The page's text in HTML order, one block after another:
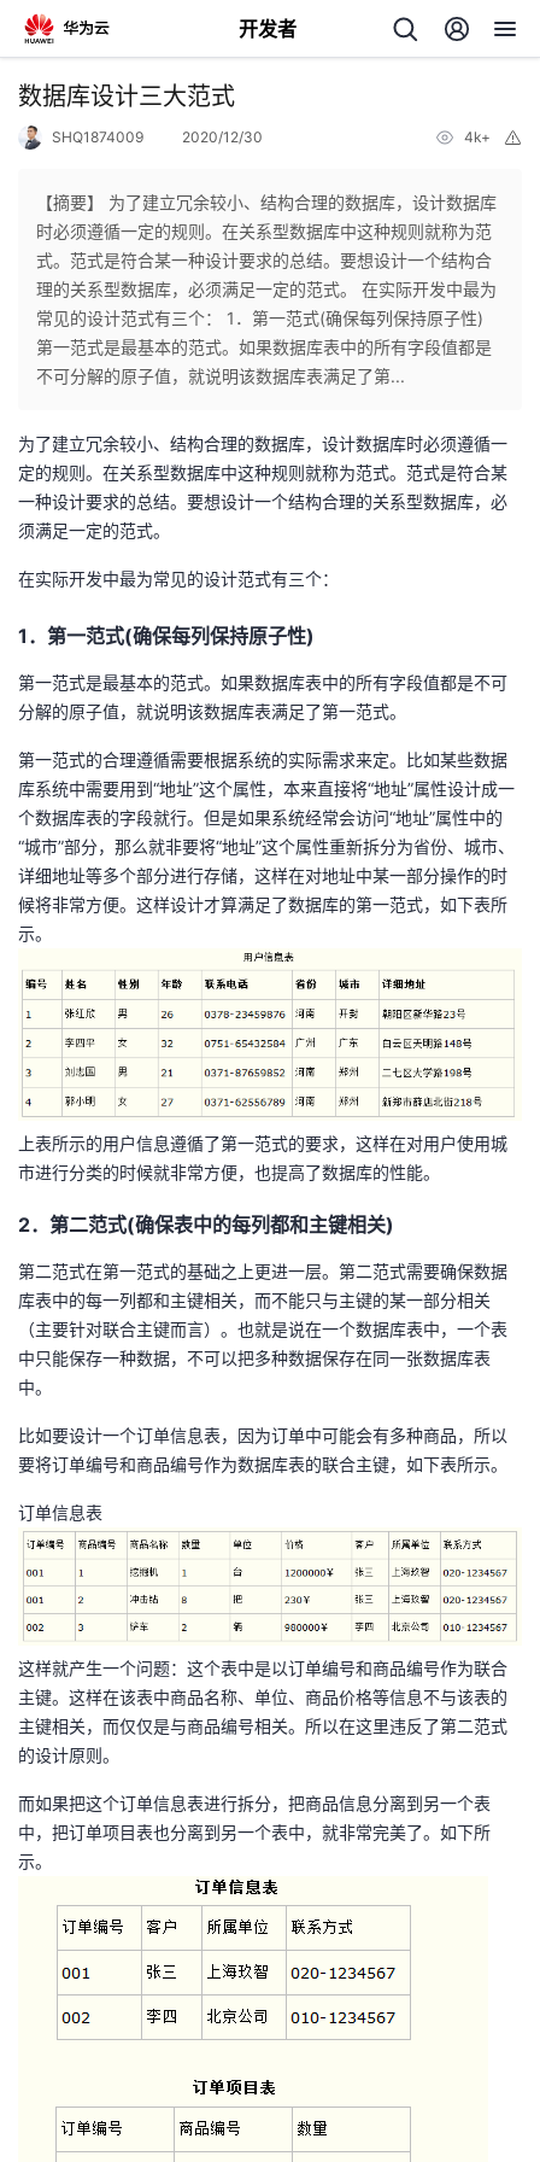
开发者
返
个
人
页
我
开
发
者
我
的
博
客
我
的
论
坛
我
的
圈
我
的
我
我
的
开
发
者
学
堂
的
课
我
的
我
验
收
藏
我
的
Programs
我
的
支
持
我
技
术
的
云
议
数据库设计三大范式
SHQ1874009 2020/12/30 4k+
【摘要】 为了建立冗余较小、结构合理的数据库，设计数据库
时必须遵循一定的规则。在关系型数据库中这种规则就称为范
式。范式是符合某一种设计要求的总结。要想设计一个结构合
理的关系型数据库，必须满足一定的范式。 在实际开发中最为
常见的设计范式有三个： 1．第一范式(确保每列保持原子性)
第一范式是最基本的范式。如果数据库表中的所有字段值都是
不可分解的原子值，就说明该数据库表满足了第...
为了建立冗余较小、结构合理的数据库，设计数据库时必须遵循一
定的规则。在关系型数据库中这种规则就称为范式。范式是符合某
一种设计要求的总结。要想设计一个结构合理的关系型数据库，必
须满足一定的范式。
在实际开发中最为常见的设计范式有三个：
1．第一范式(确保每列保持原子性)
第一范式是最基本的范式。如果数据库表中的所有字段值都是不可
分解的原子值，就说明该数据库表满足了第一范式。
第一范式的合理遵循需要根据系统的实际需求来定。比如某些数据
库系统中需要用到“地址”这个属性，本来直接将“地址”属性设计成一
个数据库表的字段就行。但是如果系统经常会访问“地址”属性中的
“城市”部分，那么就非要将“地址”这个属性重新拆分为省份、城市、
详细地址等多个部分进行存储，这样在对地址中某一部分操作的时
候将非常方便。这样设计才算满足了数据库的第一范式，如下表所
示。
上表所示的用户信息遵循了第一范式的要求，这样在对用户使用城
市进行分类的时候就非常方便，也提高了数据库的性能。
2．第二范式(确保表中的每列都和主键相关)
第二范式在第一范式的基础之上更进一层。第二范式需要确保数据
库表中的每一列都和主键相关，而不能只与主键的某一部分相关
（主要针对联合主键而言）。也就是说在一个数据库表中，一个表
中只能保存一种数据，不可以把多种数据保存在同一张数据库表
中。
比如要设计一个订单信息表，因为订单中可能会有多种商品，所以
要将订单编号和商品编号作为数据库表的联合主键，如下表所示。
订单信息表
这样就产生一个问题：这个表中是以订单编号和商品编号作为联合
主键。这样在该表中商品名称、单位、商品价格等信息不与该表的
主键相关，而仅仅是与商品编号相关。所以在这里违反了第二范式
的设计原则。
而如果把这个订单信息表进行拆分，把商品信息分离到另一个表
中，把订单项目表也分离到另一个表中，就非常完美了。如下所
示。